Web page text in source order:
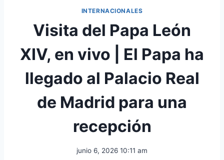
INTERNACIONALES
Visita del Papa León
XIV, en vivo | El Papa ha
llegado al Palacio Real
de Madrid para una
recepción
junio 6, 2026 10:11 am